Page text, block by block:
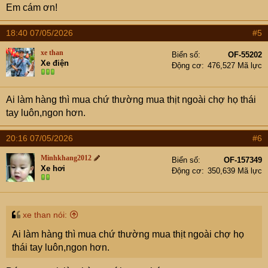
Em cám ơn!
18:40 07/05/2026 #5
xe than
Xe điện
Biển số
OF-55202
Động cơ
476,527 Mã lực
Ai làm hàng thì mua chứ thường mua thịt ngoài chợ họ thái
tay luôn,ngon hơn.
20:16 07/05/2026 #6
Minhkhang2012
Xe hơi
Biển số
OF-157349
Động cơ
350,639 Mã lực
xe than nói:
Ai làm hàng thì mua chứ thường mua thịt ngoài chợ họ
thái tay luôn,ngon hơn.